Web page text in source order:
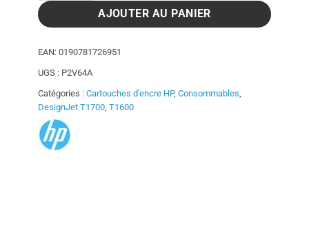
AJOUTER AU PANIER
EAN: 0190781726951
UGS : P2V64A
Catégories : Cartouches d'encre HP, Consommables
DesignJet T1700 T1600